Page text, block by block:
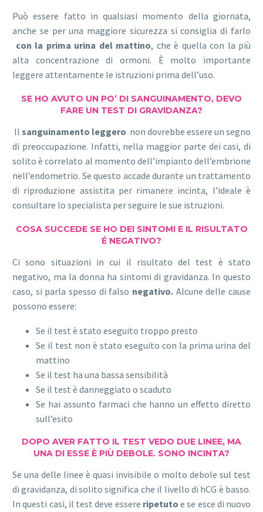
Può essere fatto in qualsiasi momento della giornata,
anche se per una maggiore sicurezza si consiglia di farlo
con la prima urina del mattino, che è quella con la più
alta concentrazione di ormoni. È molto importante
leggere attentamente le istruzioni prima dell’uso.
SE HO AVUTO UN PO’ DI SANGUINAMENTO, DEVO
FARE UN TEST DI GRAVIDANZA?
Il sanguinamento leggero non dovrebbe essere un segno
di preoccupazione. Infatti, nella maggior parte dei casi, di
solito è correlato al momento dell’impianto dell’embrione
nell’endometrio. Se questo accade durante un trattamento
di riproduzione assistita per rimanere incinta, l’ideale è
consultare lo specialista per seguire le sue istruzioni.
COSA SUCCEDE SE HO DEI SINTOMI E IL RISULTATO
É NEGATIVO?
Ci sono situazioni in cui il risultato del test è stato
negativo, ma la donna ha sintomi di gravidanza. In questo
caso, si parla spesso di falso negativo. Alcune delle cause
possono essere:
Se il test è stato eseguito troppo presto
Se il test non è stato eseguito con la prima urina del
mattino
Se il test ha una bassa sensibilità
Se il test è danneggiato o scaduto
Se hai assunto farmaci che hanno un effetto diretto
sull’esito
DOPO AVER FATTO IL TEST VEDO DUE LINEE, MA
UNA DI ESSE È PIÙ DEBOLE. SONO INCINTA?
Se una delle linee è quasi invisibile o molto debole sul test
di gravidanza, di solito significa che il livello di hCG è basso.
In questi casi, il test deve essere ripetuto e se esce di nuovo